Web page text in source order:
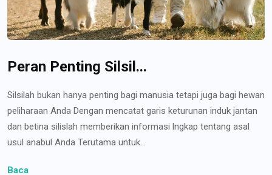
Peran Penting Silsil...
Silsilah bukan hanya penting bagi manusia tetapi juga bagi hewan
peliharaan Anda Dengan mencatat garis keturunan induk jantan
dan betina silislah memberikan informasi lngkap tentang asal
usul anabul Anda Terutama untuk...
Baca